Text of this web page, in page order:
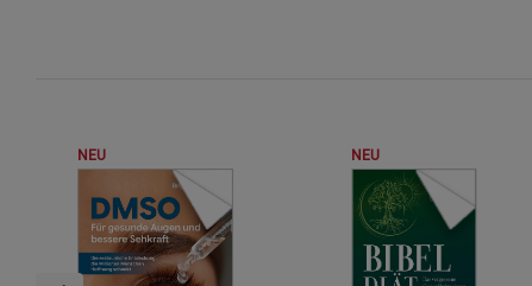
NEU NEU